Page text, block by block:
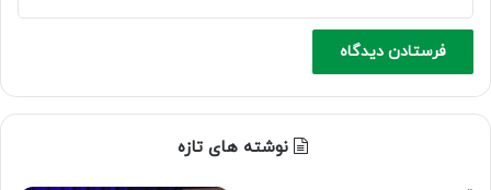
نوشته های تازه